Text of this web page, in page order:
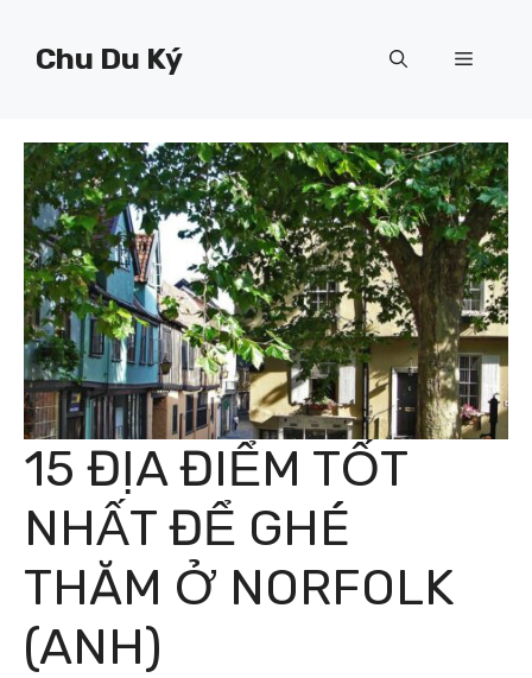
Chu Du Ký Menu
15 ĐỊA ĐIỂM TỐT
NHẤT ĐỂ GHÉ
THĂM Ở NORFOLK
(ANH)